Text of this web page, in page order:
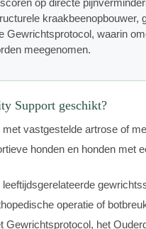
kraakbeenopbouwer,
Gewrichtsprotocol, waarin
meegenomen.
Support geschikt?
met vastgestelde artrose of
honden en honden met
operatie of
Gewrichtsprotocol, het